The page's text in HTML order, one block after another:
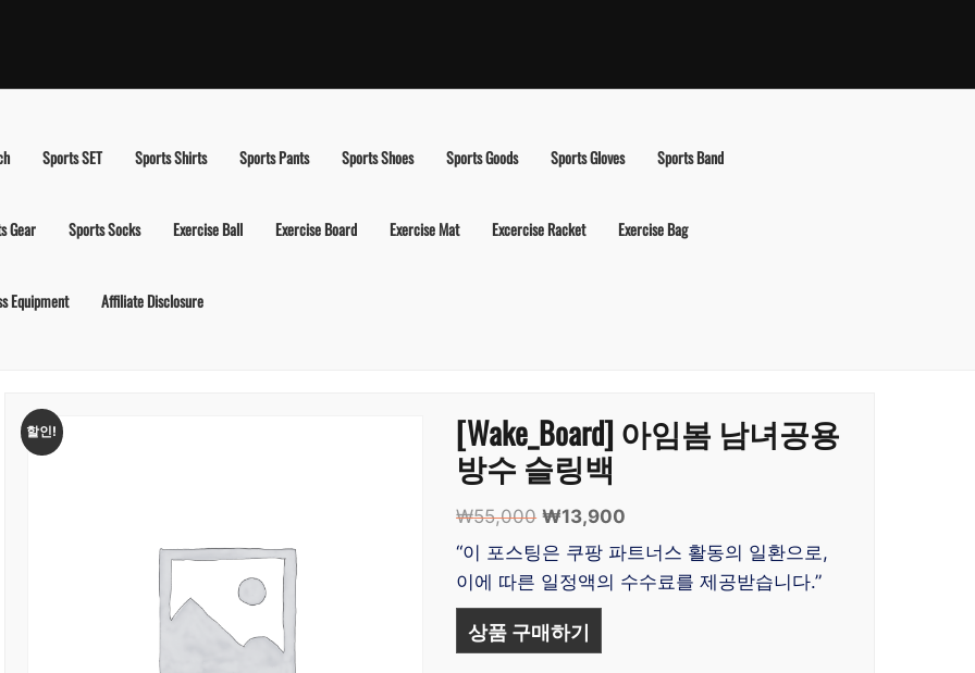
Sports SET Sports Shirts Sports Pants Sports Shoes Sports Goods Sports Gloves Sports Band
Gear Sports Socks Exercise Ball Exercise Board Exercise Mat Excercise Racket Exercise Bag
Equipment Affiliate Disclosure
할인! [Wake_Board] 아임봄 남녀공용
방수 슬링백
₩55,000 원
래
가
격:
₩55,000.
₩13,900
재
가
격:
“이 포스팅은 쿠팡 파트너스 활동의 일환으로,
이에 따른 일정액의 수수료를 제공받습니다.”
상품 구매하기